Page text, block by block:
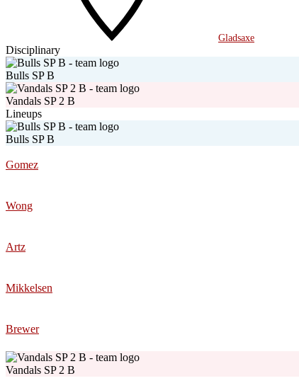
Gladsaxe
Disciplinary
Bulls SP B
Vandals SP 2 B
Lineups
Bulls SP B
Gomez
Wong
Artz
Mikkelsen
Brewer
Vandals SP 2 B